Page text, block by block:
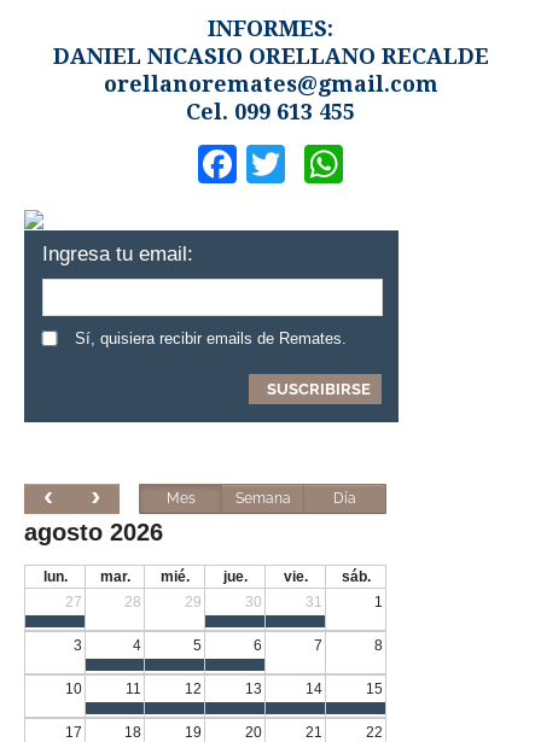
INFORMES:
DANIEL NICASIO ORELLANO RECALDE
orellanoremates@gmail.com
Cel. 099 613 455
Facebook
Twitter
Ingresa tu email:
Sí, quisiera recibir emails de Remates.
Mes Semana Día
agosto 2026
lun. mar. mié. jue. vie.
sáb.
27
28 29 30 31 1
3 4 5 6 7 8
10 11 12 13 14 15
17 18 19 20 21 22